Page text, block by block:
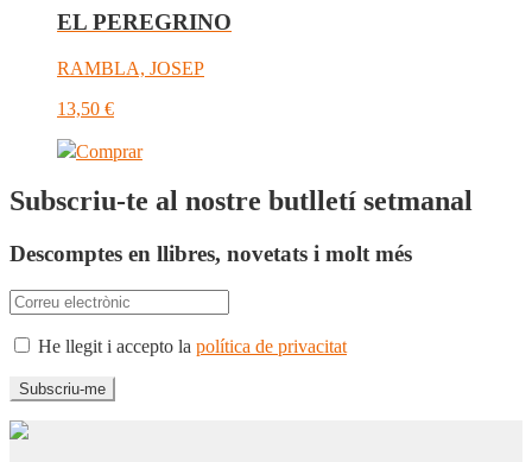
EL PEREGRINO
RAMBLA, JOSEP
13,50 €
Comprar
Subscriu-te al nostre butlletí setmanal
Descomptes en llibres, novetats i molt més
He llegit i accepto la política de privacitat